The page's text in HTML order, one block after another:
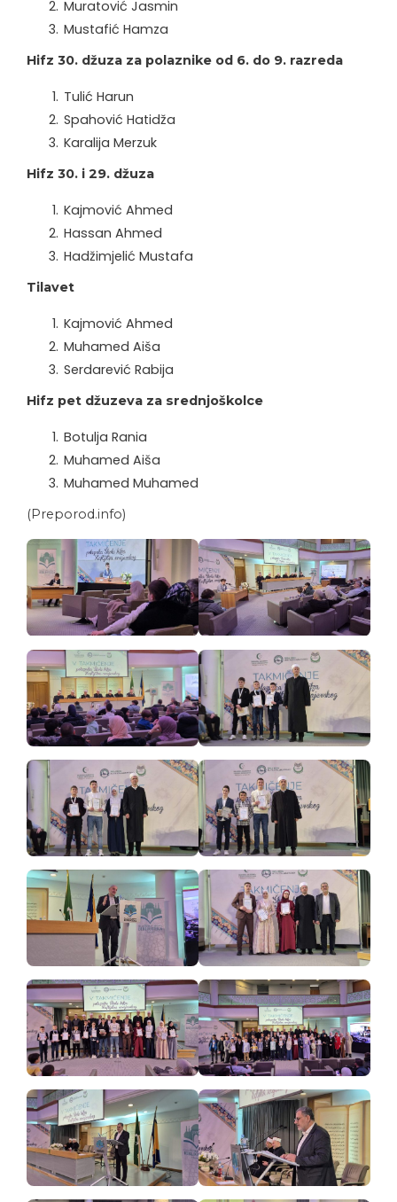
Muratović Jasmin
Mustafić Hamza
Hifz 30. džuza za polaznike od 6. do 9. razreda
Tulić Harun
Spahović Hatidža
Karalija Merzuk
Hifz 30. i 29. džuza
Kajmović Ahmed
Hassan Ahmed
Hadžimjelić Mustafa
Tilavet
Kajmović Ahmed
Muhamed Aiša
Serdarević Rabija
Hifz pet džuzeva za srednjoškolce
Botulja Rania
Muhamed Aiša
Muhamed Muhamed
(Preporod.info)